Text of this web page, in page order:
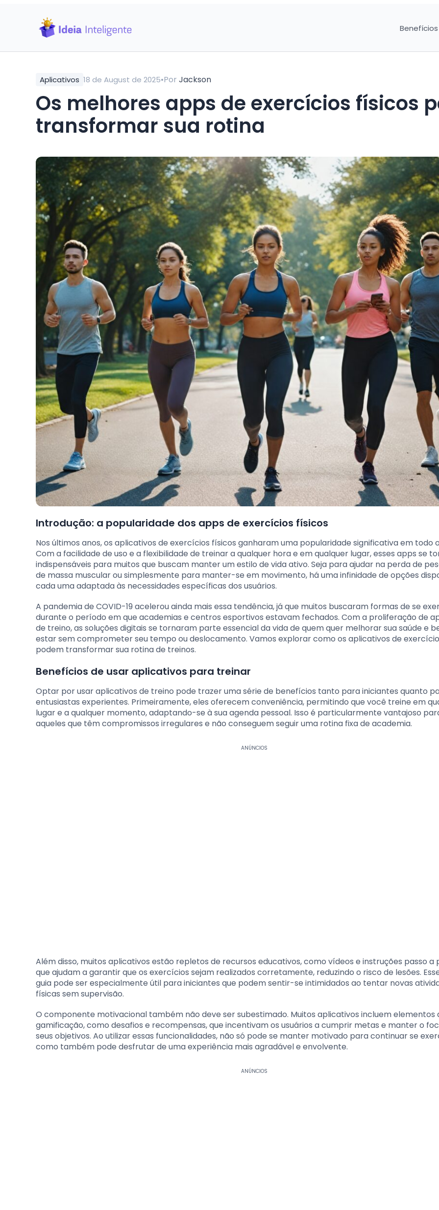
Benefícios
Aplicativos 18 de August de 2025•Por Jackson
Os melhores apps de exercícios físicos
transformar sua rotina
Introdução: a popularidade dos apps de exercícios físicos
Nos últimos anos, os aplicativos de exercícios físicos ganharam uma popularidade significativa em todo
Com a facilidade de uso e a flexibilidade de treinar a qualquer hora e em qualquer lugar, esses apps se
indispensáveis para muitos que buscam manter um estilo de vida ativo. Seja para ajudar na perda de
de massa muscular ou simplesmente para manter-se em movimento, há uma infinidade de opções
cada uma adaptada às necessidades específicas dos usuários.
A pandemia de COVID-19 acelerou ainda mais essa tendência, já que muitos buscaram formas de se
durante o período em que academias e centros esportivos estavam fechados. Com a proliferação de
de treino, as soluções digitais se tornaram parte essencial da vida de quem quer melhorar sua saúde e
estar sem comprometer seu tempo ou deslocamento. Vamos explorar como os aplicativos de
podem transformar sua rotina de treinos.
Benefícios de usar aplicativos para treinar
Optar por usar aplicativos de treino pode trazer uma série de benefícios tanto para iniciantes quanto
entusiastas experientes. Primeiramente, eles oferecem conveniência, permitindo que você treine em
lugar e a qualquer momento, adaptando-se à sua agenda pessoal. Isso é particularmente vantajoso
aqueles que têm compromissos irregulares e não conseguem seguir uma rotina fixa de academia.
ANÚNCIOS
Além disso, muitos aplicativos estão repletos de recursos educativos, como vídeos e instruções passo a
que ajudam a garantir que os exercícios sejam realizados corretamente, reduzindo o risco de lesões.
guia pode ser especialmente útil para iniciantes que podem sentir-se intimidados ao tentar novas
físicas sem supervisão.
O componente motivacional também não deve ser subestimado. Muitos aplicativos incluem elementos
gamificação, como desafios e recompensas, que incentivam os usuários a cumprir metas e manter o
seus objetivos. Ao utilizar essas funcionalidades, não só pode se manter motivado para continuar se
como também pode desfrutar de uma experiência mais agradável e envolvente.
ANÚNCIOS